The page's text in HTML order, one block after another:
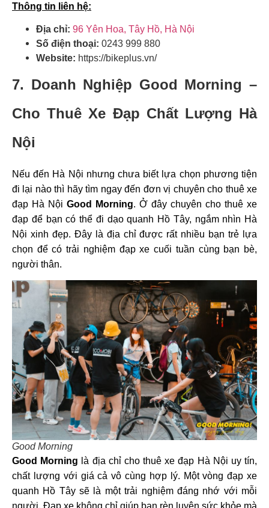
Thông tin liên hệ:
Địa chỉ: 96 Yên Hoa, Tây Hồ, Hà Nội
Số điện thoại: 0243 999 880
Website: https://bikeplus.vn/
7. Doanh Nghiệp Good Morning –
Cho Thuê Xe Đạp Chất Lượng Hà
Nội
Nếu đến Hà Nội nhưng chưa biết lựa chọn phương tiện
đi lại nào thì hãy tìm ngay đến đơn vị chuyên cho thuê xe
đạp Hà Nội Good Morning. Ở đây chuyên cho thuê xe
đạp để bạn có thể đi dạo quanh Hồ Tây, ngắm nhìn Hà
Nội xinh đẹp. Đây là địa chỉ được rất nhiều bạn trẻ lựa
chọn để có trải nghiệm đạp xe cuối tuần cùng bạn bè,
người thân.
Good Morning
Good Morning là địa chỉ cho thuê xe đạp Hà Nội uy tín,
chất lượng với giá cả vô cùng hợp lý. Một vòng đạp xe
quanh Hồ Tây sẽ là một trải nghiệm đáng nhớ với mỗi